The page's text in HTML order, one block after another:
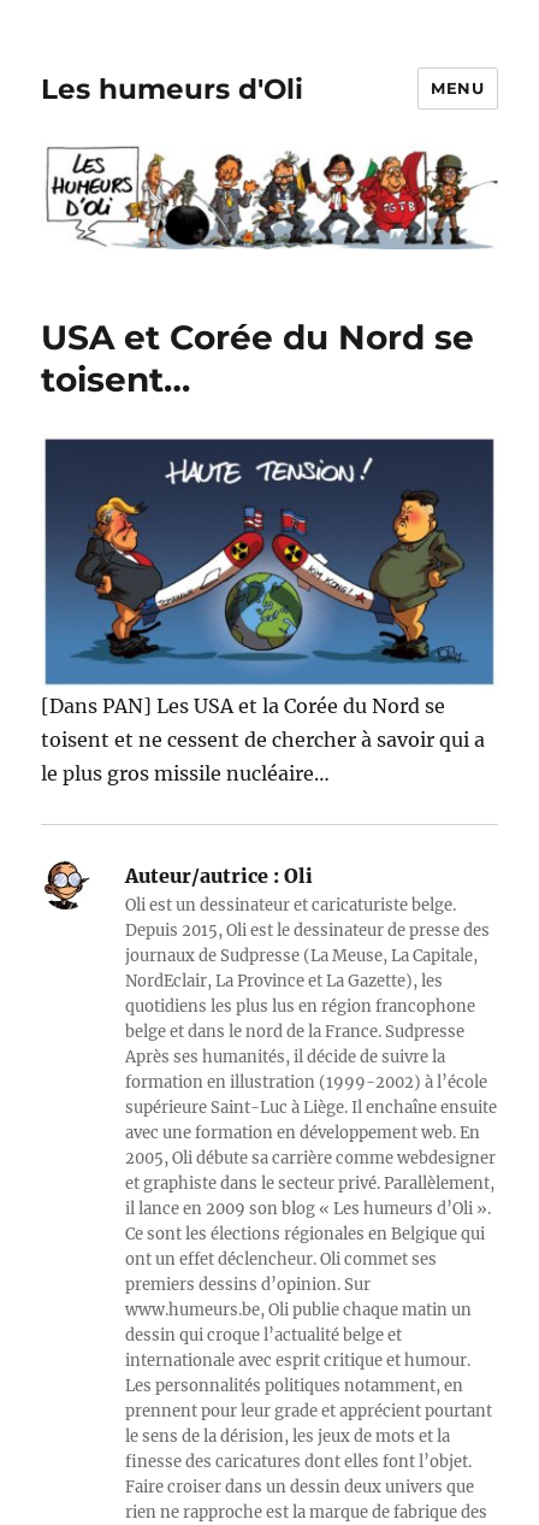
Les humeurs d'Oli MENU
USA et Corée du Nord se
toisent…
[Dans PAN] Les USA et la Corée du Nord se
toisent et ne cessent de chercher à savoir qui a
le plus gros missile nucléaire…
Auteur/autrice : Oli
Oli est un dessinateur et caricaturiste belge.
Depuis 2015, Oli est le dessinateur de presse des
journaux de Sudpresse (La Meuse, La Capitale,
NordEclair, La Province et La Gazette), les
quotidiens les plus lus en région francophone
belge et dans le nord de la France. Sudpresse
Après ses humanités, il décide de suivre la
formation en illustration (1999-2002) à l’école
supérieure Saint-Luc à Liège. Il enchaîne ensuite
avec une formation en développement web. En
2005, Oli débute sa carrière comme webdesigner
et graphiste dans le secteur privé. Parallèlement,
il lance en 2009 son blog « Les humeurs d’Oli ».
Ce sont les élections régionales en Belgique qui
ont un effet déclencheur. Oli commet ses
premiers dessins d’opinion. Sur
www.humeurs.be, Oli publie chaque matin un
dessin qui croque l’actualité belge et
internationale avec esprit critique et humour.
Les personnalités politiques notamment, en
prennent pour leur grade et apprécient pourtant
le sens de la dérision, les jeux de mots et la
finesse des caricatures dont elles font l’objet.
Faire croiser dans un dessin deux univers que
rien ne rapproche est la marque de fabrique des